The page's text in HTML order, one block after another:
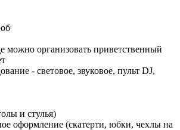
можно организовать приветственный
- световое, звуковое, пульт DJ,
и стулья)
оформление (скатерти, юбки, чехлы на